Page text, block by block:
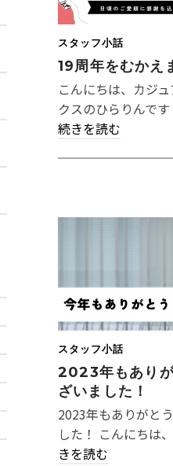
スタッフ小話
19周年をむかえ
こんにちは、カジ
クスのひらりんで
続きを読む
スタッフ小話
2023年もあり
ざいました！
2023年もありがと
した！ こんにちは
きを読む